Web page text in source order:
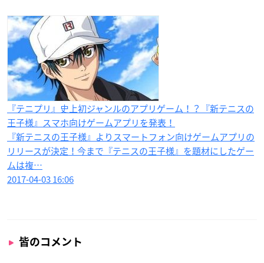
『テニプリ』史上初ジャンルのアプリゲーム！？『新テニスの
王子様』スマホ向けゲームアプリを発表！
『新テニスの王子様』よりスマートフォン向けゲームアプリの
リリースが決定！今まで『テニスの王子様』を題材にしたゲー
ムは複…
2017-04-03 16:06
皆のコメント